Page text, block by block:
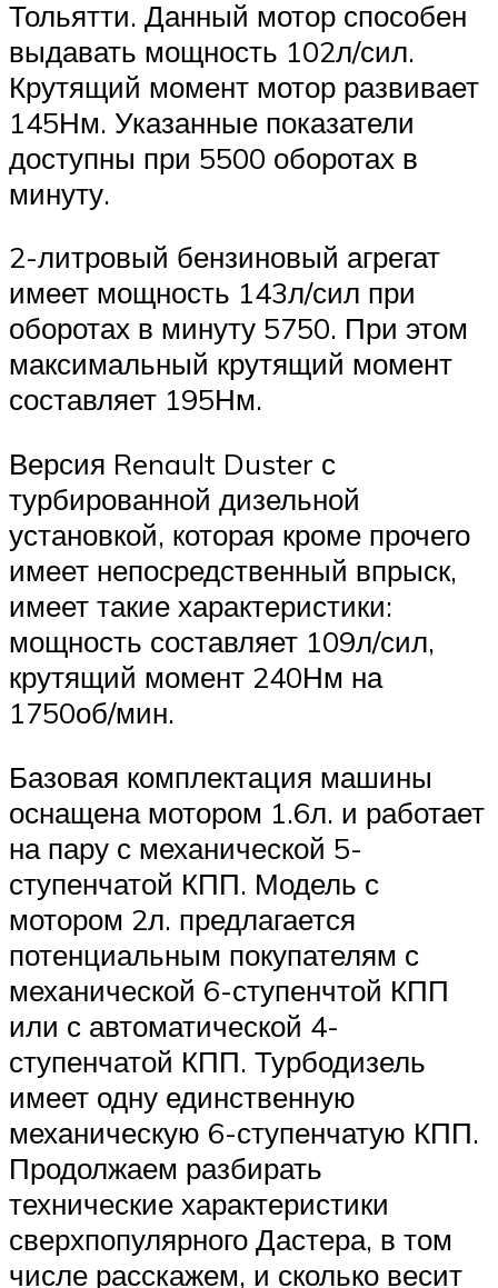
Тольятти. Данный мотор способен
выдавать мощность 102л/сил.
Крутящий момент мотор развивает
145Нм. Указанные показатели
доступны при 5500 оборотах в
минуту.
2-литровый бензиновый агрегат
имеет мощность 143л/сил при
оборотах в минуту 5750. При этом
максимальный крутящий момент
составляет 195Нм.
Версия Renault Duster с
турбированной дизельной
установкой, которая кроме прочего
имеет непосредственный впрыск,
имеет такие характеристики:
мощность составляет 109л/сил,
крутящий момент 240Нм на
1750об/мин.
Базовая комплектация машины
оснащена мотором 1.6л. и работает
на пару с механической 5-
ступенчатой КПП. Модель с
мотором 2л. предлагается
потенциальным покупателям с
механической 6-ступенчтой КПП
или с автоматической 4-
ступенчатой КПП. Турбодизель
имеет одну единственную
механическую 6-ступенчатую КПП.
Продолжаем разбирать
технические характеристики
сверхпопулярного Дастера, в том
числе расскажем, и сколько весит